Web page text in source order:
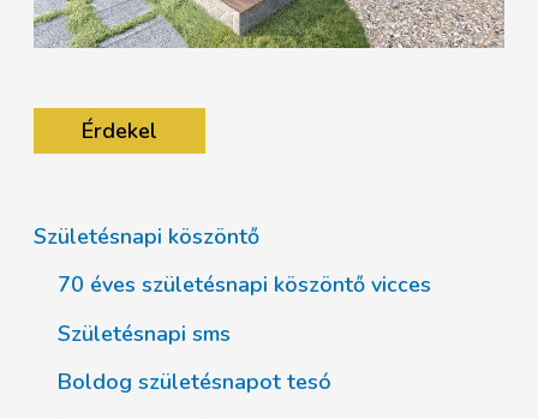
Érdekel
Születésnapi köszöntő
70 éves születésnapi köszöntő vicces
Születésnapi sms
Boldog születésnapot tesó